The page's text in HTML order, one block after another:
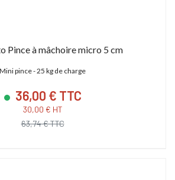
Pince à mâchoire micro 5 cm
Mini pince - 25 kg de charge
36,00 € TTC
30,00 € HT
63,74 € TTC